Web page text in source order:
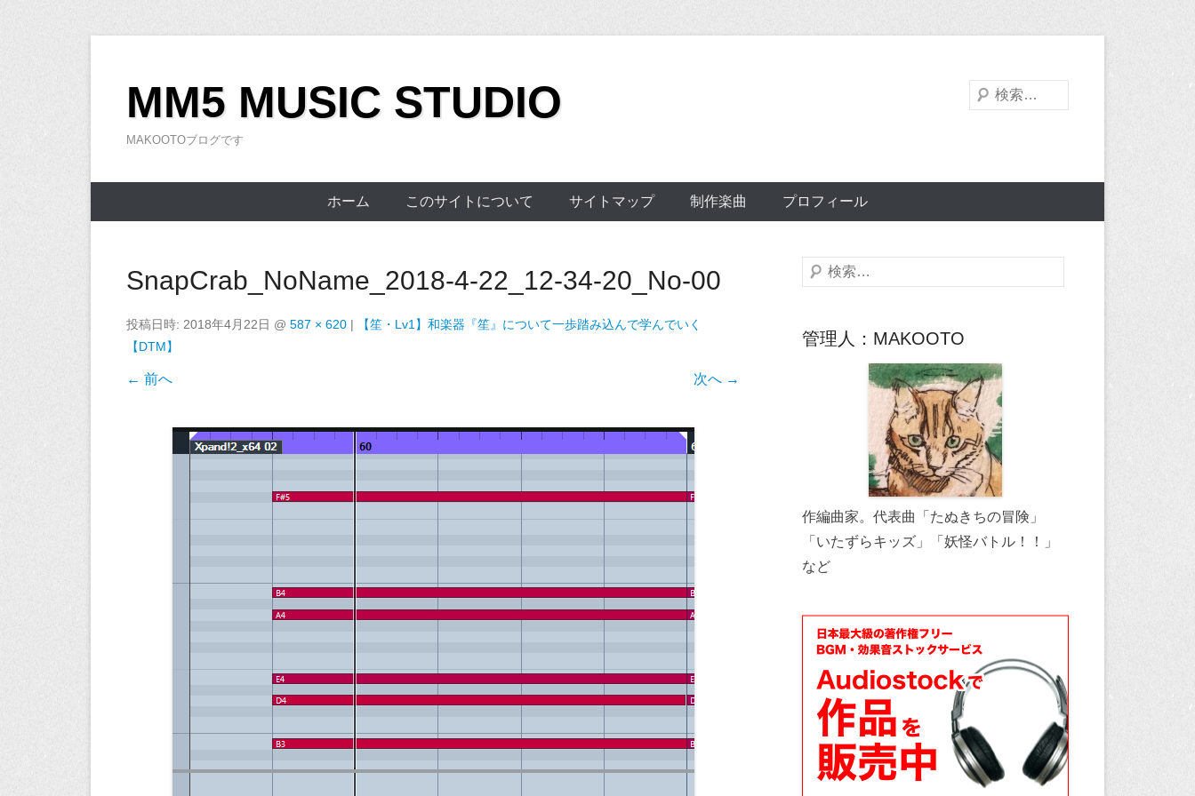
キ
MM5 MUSIC STUDIO
MAKOOTOブログです
検
索
ホーム このサイトについて サイトマップ 制作楽曲 プロフィール
SnapCrab_NoName_2018-4-22_12-34-20_No-00
投稿日時: 2018年4月22日 @ 587 × 620 |
【笙・Lv1】和楽器『笙』について一歩踏み込んで学んでいく
【DTM】
← 前へ 次へ →
検
管理人：MAKOOTO
作編曲家。代表曲「たぬきちの冒険」
「いたずらキッズ」「妖怪バトル！！」
など